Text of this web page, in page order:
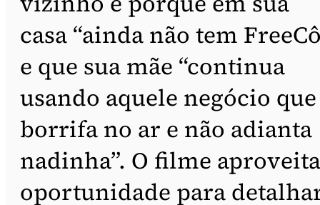
casa “ainda não tem
e que sua mãe “continua
usando aquele negócio que
borrifa no ar e não adianta
nadinha”. O filme
oportunidade para